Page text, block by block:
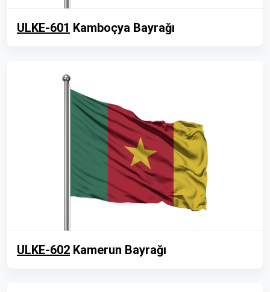
ULKE-601 Kamboçya Bayrağı
ULKE-602 Kamerun Bayrağı